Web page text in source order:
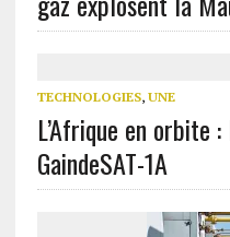
TECHNOLOGIES, UNE
L’Afrique en orbite
GaindeSAT-1A